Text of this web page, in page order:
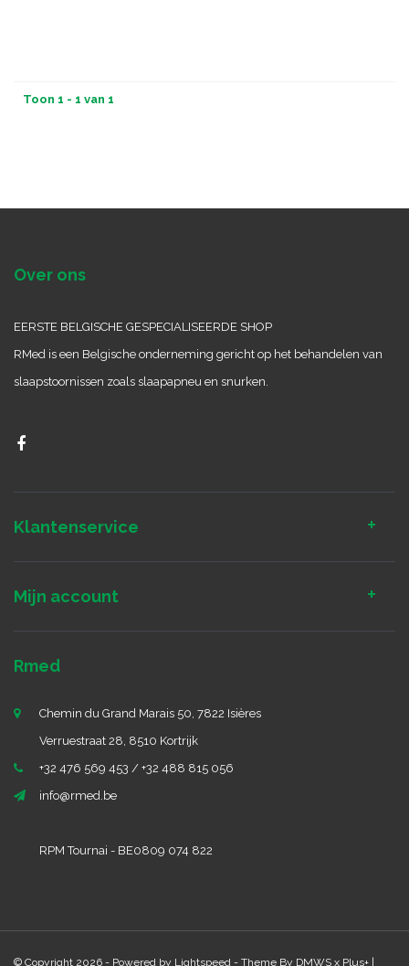
Toon 1 - 1 van 1
Over ons
EERSTE BELGISCHE GESPECIALISEERDE SHOP
RMed is een Belgische onderneming gericht op het behandelen van
slaapstoornissen zoals slaapapneu en snurken.
Klantenservice
Mijn account
Rmed
Chemin du Grand Marais 50, 7822 Isières
Verruestraat 28, 8510 Kortrijk
+32 476 569 453 / +32 488 815 056
info@rmed.be
RPM Tournai - BE0809 074 822
© Copyright 2026 - Powered by Lightspeed - Theme By DMWS x Plus+